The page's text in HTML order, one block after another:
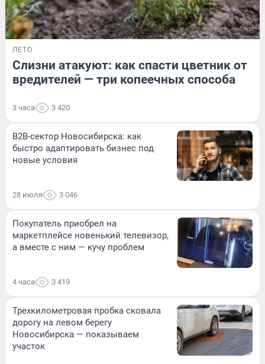
ЛЕТО
Слизни атакуют: как спасти цветник от
вредителей — три копеечных способа
3 часа 3 420
B2B-сектор Новосибирска: как
быстро адаптировать бизнес под
новые условия
28 июля 3 046
Покупатель приобрел на
маркетплейсе новенький телевизор,
а вместе с ним — кучу проблем
4 часа 3 419
Трехкилометровая пробка сковала
дорогу на левом берегу
Новосибирска — показываем
участок